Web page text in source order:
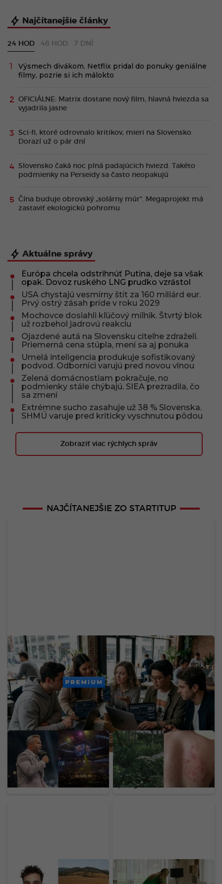
Najčítanejšie články
24 HOD 48 HOD 7 DNÍ
Výsmech divákom. Netflix pridal do ponuky geniálne
filmy, pozrie si ich málokto
OFICIÁLNE: Matrix dostane nový film, hlavná hviezda sa
vyjadrila jasne
Sci-fi, ktoré odrovnalo kritikov, mieri na Slovensko.
Dorazí už o pár dní
Slovensko čaká noc plná padajúcich hviezd. Takéto
podmienky na Perseidy sa často neopakujú
Čína buduje obrovský „solárny múr“. Megaprojekt má
zastaviť ekologickú pohromu
Aktuálne správy
Európa chcela odstrihnúť Putina, deje sa však
opak. Dovoz ruského LNG prudko vzrástol
USA chystajú vesmírny štít za 160 miliárd eur.
Prvý ostrý zásah príde v roku 2029
Mochovce dosiahli kľúčový míľnik. Štvrtý blok
už rozbehol jadrovú reakciu
Ojazdené autá na Slovensku citeľne zdraželi.
Priemerná cena stúpla, mení sa aj ponuka
Umelá inteligencia produkuje sofistikovaný
podvod. Odborníci varujú pred novou vlnou
Zelená domácnostiam pokračuje, no
podmienky stále chýbajú. SIEA prezradila, čo
sa zmení
Extrémne sucho zasahuje už 38 % Slovenska.
SHMÚ varuje pred kriticky vyschnutou pôdou
Zobraziť viac rýchlych správ
NAJČÍTANEJŠIE ZO STARTITUP
Dôchodok už v 20-ke: Generácia Z odmieta drieť
do staroby, zavádza nový trend
PREMIUM
Ondřej Novotný z
Oktagonu. Za McGregora
by dal aj 50 miliónov eur,
organizáciu by predal za
astronomickú sumu
Na Slovensku sa šíri
nebezpečný gigant z
Kaukazu: Pozor na
rastlinu, ktorej dotyk
spôsobuje bolestivé
pľuzgiere
Účet za letné horúčavy
dorazí až na jeseň:
Sestry v teréne budú bez
príplatkov. Hrozí odchod